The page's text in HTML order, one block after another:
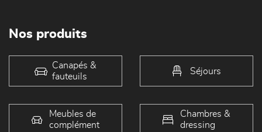
Nos produits
Canapés &
fauteuils
Séjours
Meubles de
complément
Chambres &
dressing